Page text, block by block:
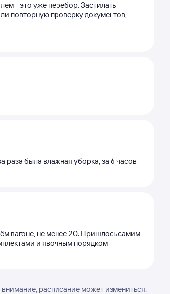
- это уже перебор. Застилать
повторную проверку документов,
раза была влажная уборка, за 6 часов
вагоне, не менее 20. Пришлось самим
и явочным порядком
расписание может измениться.